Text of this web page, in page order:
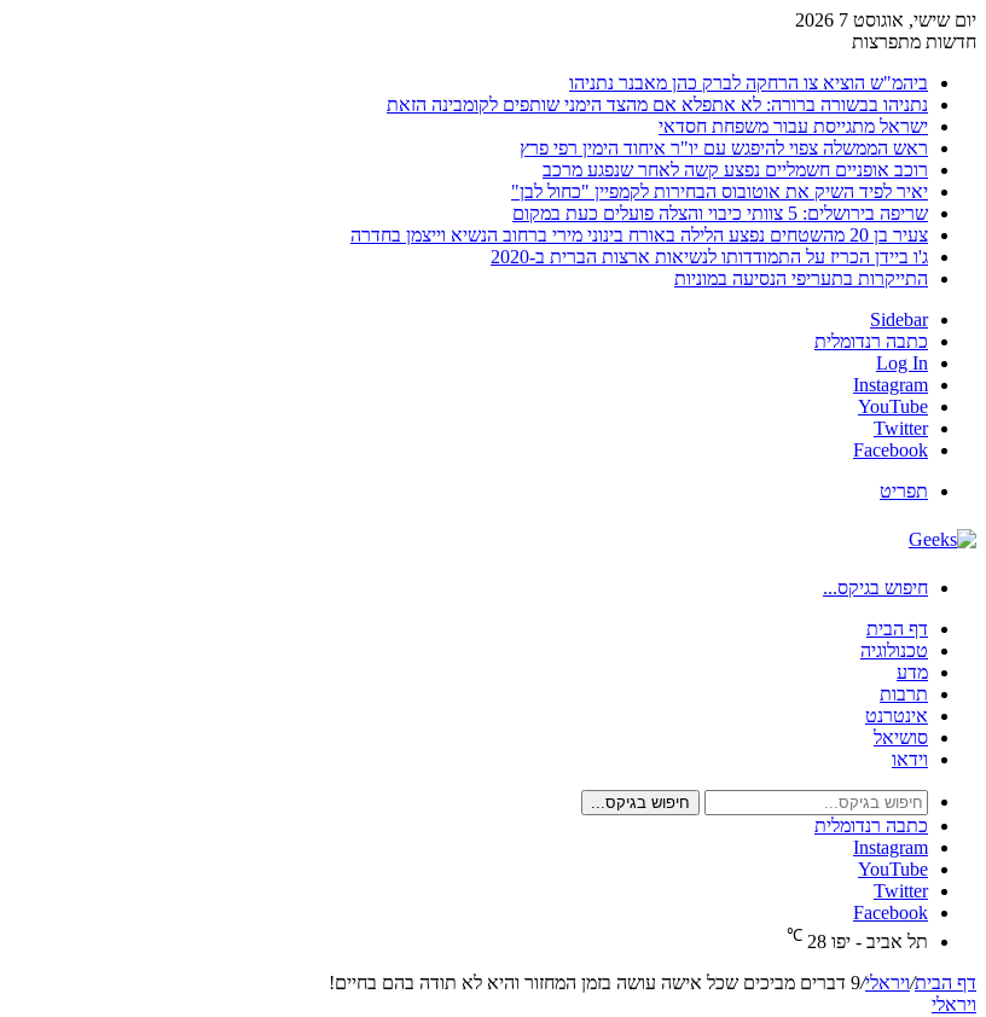
יום שישי, אוגוסט 7 2026
חדשות מתפרצות
ביהמ"ש הוציא צו הרחקה לברק כהן מאבנר נתניהו
נתניהו בבשורה ברורה: לא אתפלא אם מהצד הימני שותפים לקומבינה הזאת
ישראל מתגייסת עבור משפחת חסדאי
ראש הממשלה צפוי להיפגש עם יו"ר איחוד הימין רפי פרץ
רוכב אופניים חשמליים נפצע קשה לאחר שנפגע מרכב
יאיר לפיד השיק את אוטובוס הבחירות לקמפיין "כחול לבן"
שריפה בירושלים: 5 צוותי כיבוי והצלה פועלים כעת במקום
צעיר בן 20 מהשטחים נפצע הלילה באורח בינוני מירי ברחוב הנשיא וייצמן בחדרה
ג'ו ביידן הכריז על התמודדותו לנשיאות ארצות הברית ב-2020
התייקרות בתעריפי הנסיעה במוניות
Sidebar
כתבה רנדומלית
Log In
Instagram
YouTube
Twitter
Facebook
תפריט
חיפוש בגיקס...
דף הבית
טכנולוגיה
מדע
תרבות
אינטרנט
סושיאל
וידאו
חיפוש בגיקס...
כתבה רנדומלית
Instagram
YouTube
Twitter
Facebook
תל אביב - יפו 28
℃
דף הבית/ויראלי/9 דברים מביכים שכל אישה עושה בזמן המחזור והיא לא תודה בהם בחיים!
ויראלי